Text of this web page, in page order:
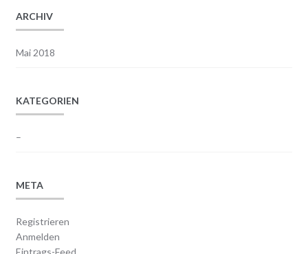
ARCHIV
Mai 2018
KATEGORIEN
–
META
Registrieren
Anmelden
Eintrags-Feed